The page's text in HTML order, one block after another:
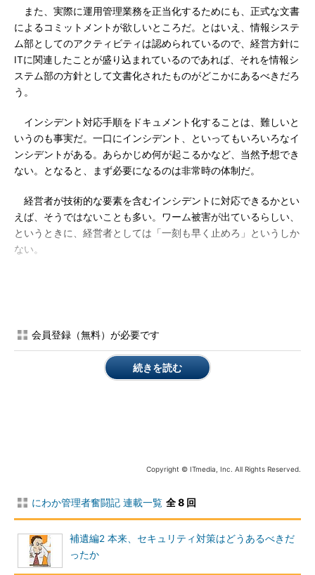
また、実際に運用管理業務を正当化するためにも、正式な文書
によるコミットメントが欲しいところだ。とはいえ、情報システ
ム部としてのアクティビティは認められているので、経営方針に
ITに関連したことが盛り込まれているのであれば、それを情報シ
ステム部の方針として文書化されたものがどこかにあるべきだろ
う。
インシデント対応手順をドキュメント化することは、難しいと
いうのも事実だ。一口にインシデント、といってもいろいろなイ
ンシデントがある。あらかじめ何が起こるかなど、当然予想でき
ない。となると、まず必要になるのは非常時の体制だ。
経営者が技術的な要素を含むインシデントに対応できるかとい
えば、そうではないことも多い。ワーム被害が出ているらしい、
というときに、経営者としては「一刻も早く止めろ」というしか
ない。
いち経営者に説明、そしてお伺いをたてなければならなかったと
したら、一刻を争う事態に対応しきれずに結果としてまん延させ
てしまったりする。「インシデントが発生したら自分の判断で止
めてもいいよ」という権限とともに、非常事態に対処可能な体制
く、口頭での申し合わせの
△ インシデント発生時の対応
会員登録（無料）が必要です
続きを読む
Copyright © ITmedia, Inc. All Rights Reserved.
にわか管理者奮闘記 連載一覧 全 8 回
補遺編2 本来、セキュリティ対策はどうあるべきだ
ったか